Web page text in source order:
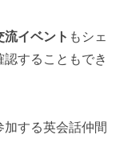
イベント もシェ
することもでき
する英会話仲間